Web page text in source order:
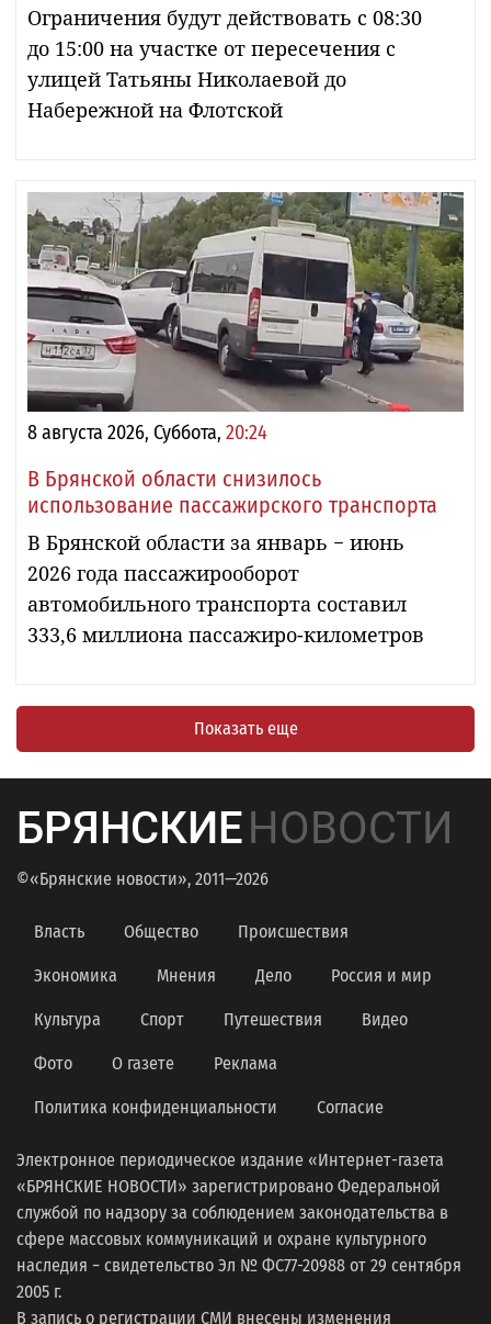
Ограничения будут действовать с 08:30
до 15:00 на участке от пересечения с
улицей Татьяны Николаевой до
Набережной на Флотской
8 августа 2026, Суббота, 20:24
В Брянской области снизилось
использование пассажирского транспорта
В Брянской области за январь − июнь
2026 года пассажирооборот
автомобильного транспорта составил
333,6 миллиона пассажиро-километров
Показать еще
БРЯНСКИЕНОВОСТИ
©«Брянские новости», 2011—2026
Власть Общество Происшествия
Экономика Мнения Дело Россия и мир
Культура Спорт Путешествия Видео
Фото О газете Реклама
Политика конфиденциальности Согласие
Электронное периодическое издание «Интернет-газета
«БРЯНСКИЕ НОВОСТИ» зарегистрировано Федеральной
службой по надзору за соблюдением законодательства в
сфере массовых коммуникаций и охране культурного
наследия − свидетельство Эл № ФС77-20988 от 29 сентября
2005 г.
В запись о регистрации СМИ внесены изменения